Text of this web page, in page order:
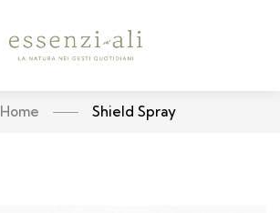
Home Shield Spray